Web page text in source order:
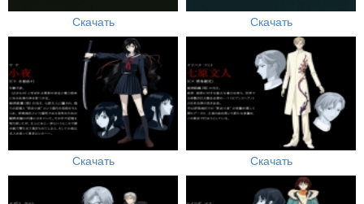
Скачать Скачать
Скачать Скачать